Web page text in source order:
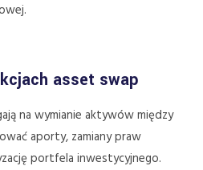
asset swap
na wymianie aktywów między
aporty, zamiany praw
portfela inwestycyjnego.